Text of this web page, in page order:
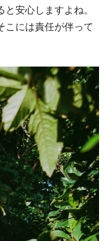
安心しますよね。
こには責任が伴って